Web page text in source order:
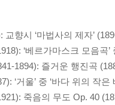
교향시 ‘마법사의 제자’
‘베르가마스크 모음곡’
1894): 즐거운 행진곡
‘거울’ 중 ‘바다 위의 작은
죽음의 무도 Op. 40